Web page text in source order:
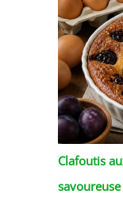
Clafoutis
savoureuse